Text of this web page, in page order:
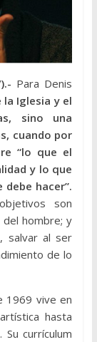
Para Denis
la Iglesia y el
sino una
cuando por
“lo que el
y lo que
hacer”.
son
del hombre; y
salvar al ser
de lo
1969 vive en
hasta
currículum